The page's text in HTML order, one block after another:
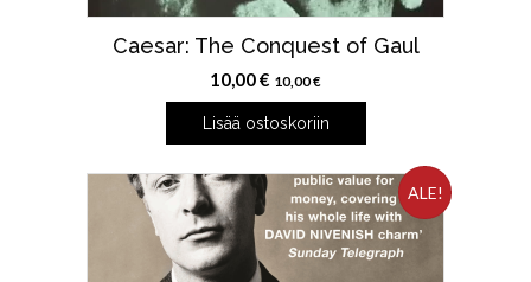
Caesar: The Conquest of Gaul
10,00€ 10,00€
Lisää ostoskoriin
ALE!